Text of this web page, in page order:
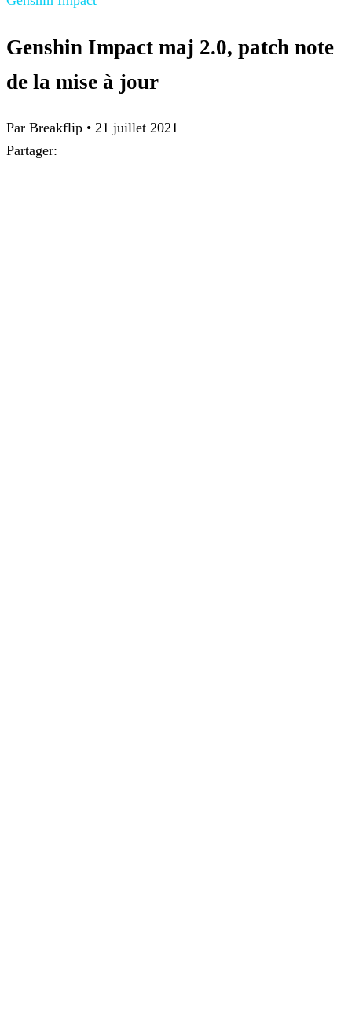
Genshin Impact maj 2.0, patch note
de la mise à jour
Par Breakflip • 21 juillet 2021
Partager: